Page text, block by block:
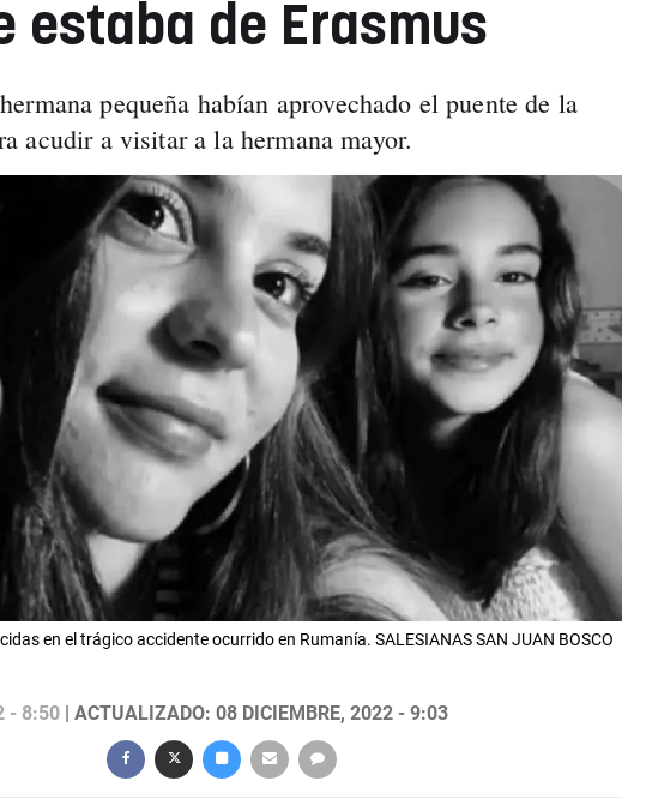
estaba de Erasmus
pequeña habían aprovechado el puente de la
acudir a visitar a la hermana mayor.
en el trágico accidente ocurrido en Rumanía. SALESIANAS SAN JUAN BOSCO
- 8:50| ACTUALIZADO: 08 DICIEMBRE, 2022 - 9:03